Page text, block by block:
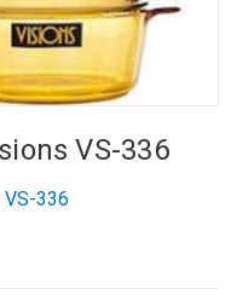
VS-336
VS-336